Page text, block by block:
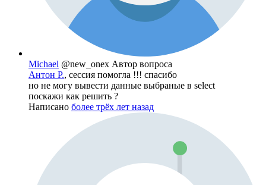
Michael @new_onex Автор вопроса
Антон Р., сессия помогла !!! спасибо
но не могу вывести данные выбраные в select
поскажи как решить ?
Написано более трёх лет назад